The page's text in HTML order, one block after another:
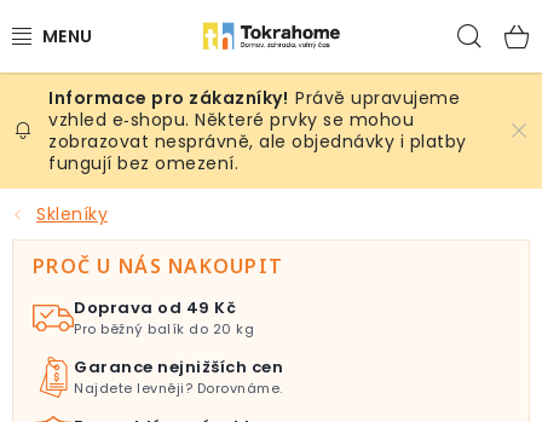
na
Výrobky
Místnosti
Venkovní prostory
Dárkové tipy
Slevy
Právě upravujeme
vzhled e‑shopu. Některé prvky se mohou
zobrazovat nesprávně, ale objednávky i platby
fungují bez omezení.
Skleníky
PROČ U NÁS NAKOUPIT
Doprava od 49 Kč
Pro běžný balík do 20 kg
Garance nejnižších cen
Najdete levněji? Dorovnáme.